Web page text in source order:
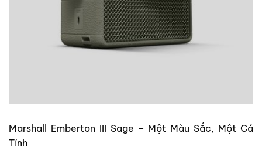
Marshall Emberton III Sage – Một Màu Sắc, Một Cá
Tính